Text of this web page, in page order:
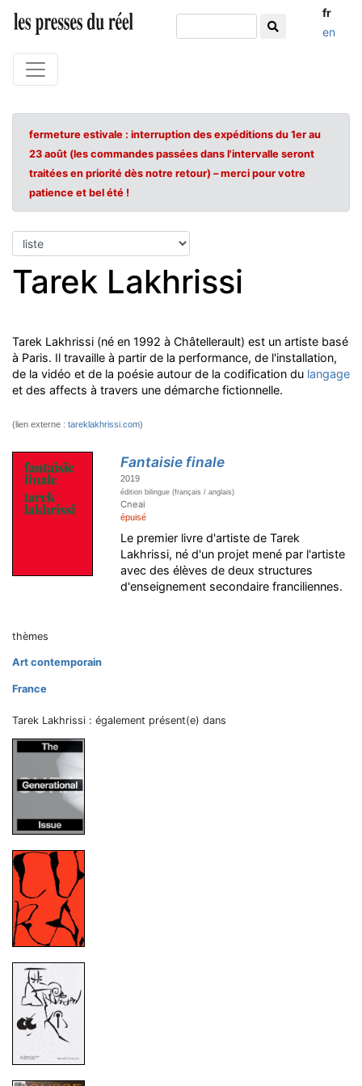
fr
en
fermeture estivale : interruption des expéditions du 1er au
23 août (les commandes passées dans l'intervalle seront
traitées en priorité dès notre retour) – merci pour votre
patience et bel été !
Tarek Lakhrissi
Tarek Lakhrissi (né en 1992 à Châtellerault) est un artiste basé
à Paris. Il travaille à partir de la performance, de l'installation,
de la vidéo et de la poésie autour de la codification du langage
et des affects à travers une démarche fictionnelle.
(lien externe : tareklakhrissi.com)
Fantaisie finale
2019
édition bilingue (français / anglais)
Cneai
épuisé
Le premier livre d'artiste de Tarek
Lakhrissi, né d'un projet mené par l'artiste
avec des élèves de deux structures
d'enseignement secondaire franciliennes.
thèmes
Art contemporain
France
Tarek Lakhrissi : également présent(e) dans